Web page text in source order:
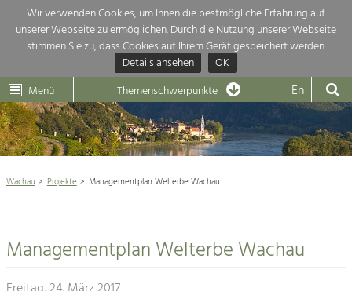
Wir verwenden Cookies, um Ihnen die bestmögliche Erfahrung auf
unserer Webseite zu ermöglichen. Durch die Nutzung unserer Webseite
stimmen Sie zu, dass Cookies auf Ihrem Gerät gespeichert werden.
Details ansehen
OK
Dunkelsteinerwald Klima
Menü Themenschwerpunkte En
Aktuelles
Weltkulturerbe Wachau 
Rückblick 25 Jahre Jubiläum
Architektur
Themenübersicht
Die Regionalentwicklung in unserer Region ist sehr vielfältig. Deshalb
hier eine Übersicht über unsere Themenschwerpunkte. Für mehr
einfach das Thema anklicken und schon werden alle Projekte in diesem
angezeigt.
Natur- &
Baukultur
Wachau Projekte Managementplan Welterbe Wachau
Managementplan Welterbe Wachau